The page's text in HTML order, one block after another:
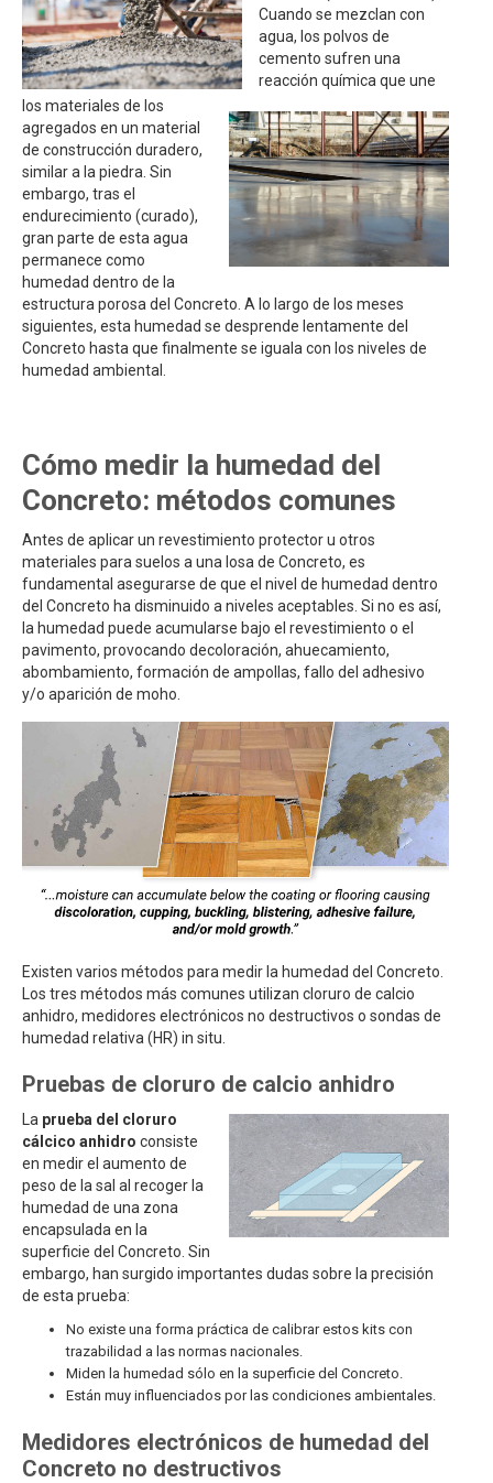
Cuando se mezclan con
agua, los polvos de
cemento sufren una
reacción química que une
los materiales de los
agregados en un material
de construcción duradero,
similar a la piedra. Sin
embargo, tras el
endurecimiento (curado),
gran parte de esta agua
permanece como
humedad dentro de la
estructura porosa del Concreto. A lo largo de los meses
siguientes, esta humedad se desprende lentamente del
Concreto hasta que finalmente se iguala con los niveles de
humedad ambiental.
Cómo medir la humedad del
Concreto: métodos comunes
Antes de aplicar un revestimiento protector u otros
materiales para suelos a una losa de Concreto, es
fundamental asegurarse de que el nivel de humedad dentro
del Concreto ha disminuido a niveles aceptables. Si no es así,
la humedad puede acumularse bajo el revestimiento o el
pavimento, provocando decoloración, ahuecamiento,
abombamiento, formación de ampollas, fallo del adhesivo
y/o aparición de moho.
Existen varios métodos para medir la humedad del Concreto.
Los tres métodos más comunes utilizan cloruro de calcio
anhidro, medidores electrónicos no destructivos o sondas de
humedad relativa (HR) in situ.
Pruebas de cloruro de calcio anhidro
La prueba del cloruro
cálcico anhidro consiste
en medir el aumento de
peso de la sal al recoger la
humedad de una zona
encapsulada en la
superficie del Concreto. Sin
embargo, han surgido importantes dudas sobre la precisión
de esta prueba:
No existe una forma práctica de calibrar estos kits con
trazabilidad a las normas nacionales.
Miden la humedad sólo en la superficie del Concreto.
Están muy influenciados por las condiciones ambientales.
Medidores electrónicos de humedad del
Concreto no destructivos